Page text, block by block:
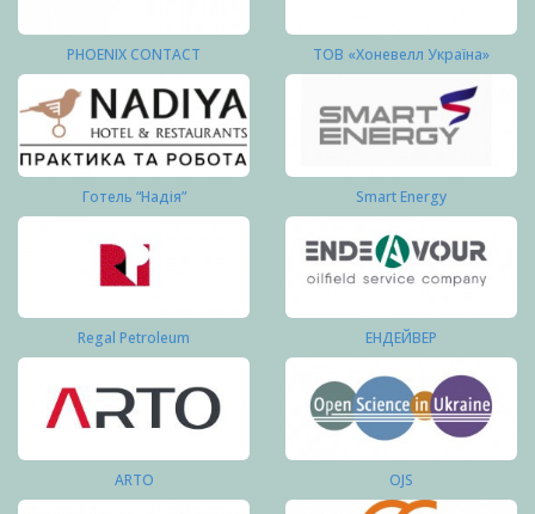
PHOENIX CONTACT ТОВ «Хоневелл Україна»
Готель “Надія” Smart Energy
Regal Petroleum ЕНДЕЙВЕР
ARTO OJS